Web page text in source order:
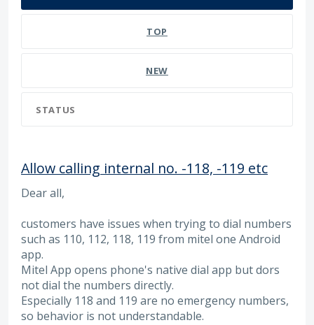
TOP
NEW
STATUS
Allow calling internal no. -118, -119 etc
Dear all,
customers have issues when trying to dial numbers
such as 110, 112, 118, 119 from mitel one Android
app.
Mitel App opens phone's native dial app but dors
not dial the numbers directly.
Especially 118 and 119 are no emergency numbers,
so behavior is not understandable.